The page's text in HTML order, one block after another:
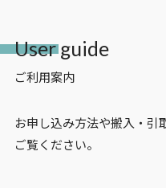
User guide
ご利用案内
お申し込み方法や搬入・引
ご覧ください。